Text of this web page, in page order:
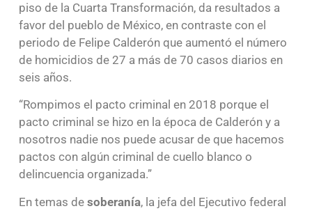
piso de la Cuarta Transformación, da resultados a
favor del pueblo de México, en contraste con el
periodo de Felipe Calderón que aumentó el número
de homicidios de 27 a más de 70 casos diarios en
seis años.
“Rompimos el pacto criminal en 2018 porque el
pacto criminal se hizo en la época de Calderón y a
nosotros nadie nos puede acusar de que hacemos
pactos con algún criminal de cuello blanco o
delincuencia organizada.”
En temas de soberanía, la jefa del Ejecutivo federal